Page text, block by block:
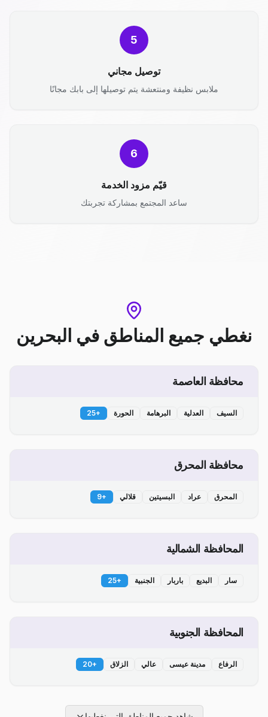
5
توصيل مجاني
ملابس نظيفة ومنتعشة يتم توصيلها إلى بابك مجانًا
6
قيّم مزود الخدمة
ساعد المجتمع بمشاركة تجربتك
نغطي جميع المناطق في البحرين
محافظة العاصمة
السيف العدلية البرهامة الحورة +
25
محافظة المحرق
المحرق عراد البسيتين قلالي +
9
المحافظة الشمالية
سار البديع باربار الجنبية +
25
المحافظة الجنوبية
الرفاع مدينة عيسى عالي الزلاق +
20